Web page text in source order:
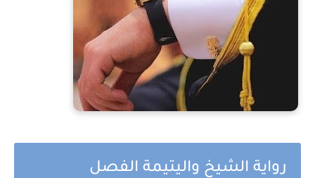
رواية الشيخ واليتيمة الفصل